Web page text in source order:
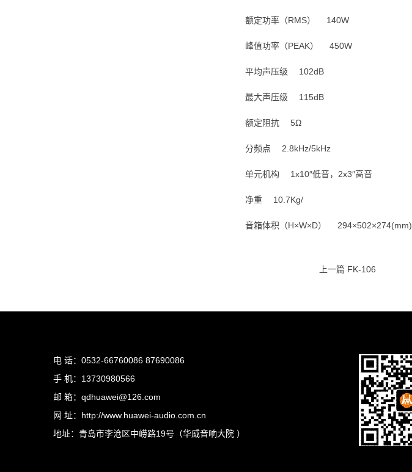
额定功率（RMS） 140W
峰值功率（PEAK） 450W
平均声压级 102dB
最大声压级 115dB
额定阻抗 5Ω
分频点 2.8kHz/5kHz
单元机构 1x10″低音，2x3″高音
净重 10.7Kg/
音箱体积（H×W×D） 294×502×274(mm)
上一篇 FK-106
电 话：0532-66760086 87690086
手 机：13730980566
邮 箱：qdhuawei@126.com
网 址：http://www.huawei-audio.com.cn
地址：青岛市李沧区中崂路19号（华威音响大院 ）